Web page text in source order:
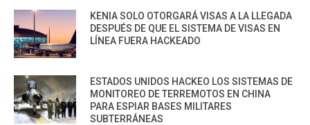
KENIA SOLO OTORGARÁ VISAS A LA LLEGADA
DESPUÉS DE QUE EL SISTEMA DE VISAS EN
LÍNEA FUERA HACKEADO
ESTADOS UNIDOS HACKEO LOS SISTEMAS DE
MONITOREO DE TERREMOTOS EN CHINA
PARA ESPIAR BASES MILITARES
SUBTERRÁNEAS